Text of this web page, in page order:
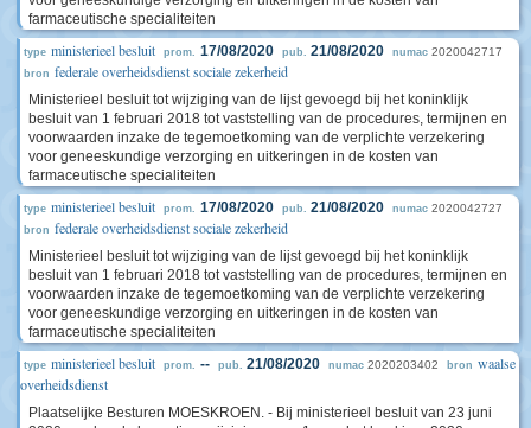
farmaceutische specialiteiten
type ministerieel besluit prom. 17/08/2020 pub. 21/08/2020 numac 2020042717
bron federale overheidsdienst sociale zekerheid
Ministerieel besluit tot wijziging van de lijst gevoegd bij het koninklijk
besluit van 1 februari 2018 tot vaststelling van de procedures, termijnen en
voorwaarden inzake de tegemoetkoming van de verplichte verzekering
voor geneeskundige verzorging en uitkeringen in de kosten van
farmaceutische specialiteiten
type ministerieel besluit prom. 17/08/2020 pub. 21/08/2020 numac 2020042727
bron federale overheidsdienst sociale zekerheid
Ministerieel besluit tot wijziging van de lijst gevoegd bij het koninklijk
besluit van 1 februari 2018 tot vaststelling van de procedures, termijnen en
voorwaarden inzake de tegemoetkoming van de verplichte verzekering
voor geneeskundige verzorging en uitkeringen in de kosten van
farmaceutische specialiteiten
type ministerieel besluit prom. -- pub. 21/08/2020 numac 2020203402 bron waalse
overheidsdienst
Plaatselijke Besturen MOESKROEN. - Bij ministerieel besluit van 23 juni